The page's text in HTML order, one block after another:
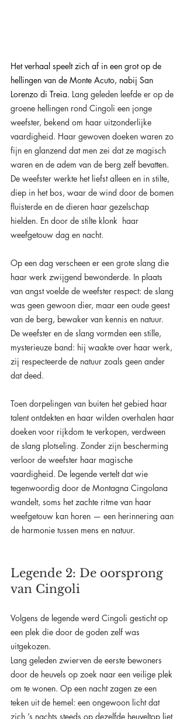
Het verhaal speelt zich af in een grot op de
hellingen van de Monte Acuto, nabij San
Lorenzo di Treia. Lang geleden leefde er op de
groene hellingen rond Cingoli een jonge
weefster, bekend om haar uitzonderlijke
vaardigheid. Haar gewoven doeken waren zo
fijn en glanzend dat men zei dat ze magisch
waren en de adem van de berg zelf bevatten.
De weefster werkte het liefst alleen en in stilte,
diep in het bos, waar de wind door de bomen
fluisterde en de dieren haar gezelschap
hielden. En door de stilte klonk  haar
weefgetouw dag en nacht.
Op een dag verscheen er een grote slang die
haar werk zwijgend bewonderde. In plaats
van angst voelde de weefster respect: de slang
was geen gewoon dier, maar een oude geest
van de berg, bewaker van kennis en natuur.
De weefster en de slang vormden een stille,
mysterieuze band: hij waakte over haar werk,
zij respecteerde de natuur zoals geen ander
dat deed.
Toen dorpelingen van buiten het gebied haar
talent ontdekten en haar wilden overhalen haar
doeken voor rijkdom te verkopen, verdween
de slang plotseling. Zonder zijn bescherming
verloor de weefster haar magische
vaardigheid. De legende vertelt dat wie
tegenwoordig door de Montagna Cingolana
wandelt, soms het zachte ritme van haar
weefgetouw kan horen — een herinnering aan
de harmonie tussen mens en natuur.
Legende 2: De oorsprong
van Cingoli
Volgens de legende werd Cingoli gesticht op
een plek die door de goden zelf was
uitgekozen.
Lang geleden zwierven de eerste bewoners
door de heuvels op zoek naar een veilige plek
om te wonen. Op een nacht zagen ze een
teken uit de hemel: een ongewoon licht dat
zich ’s nachts steeds op dezelfde heuveltop liet